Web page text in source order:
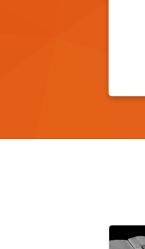
Lecteur audio